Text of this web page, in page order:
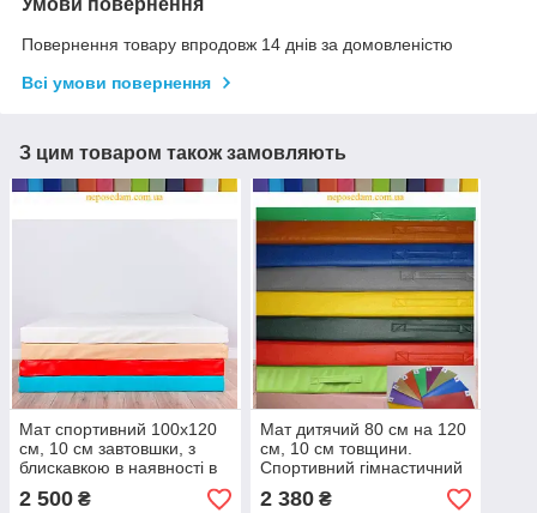
Повернення товару впродовж 14 днів за домовленістю
Всі умови повернення
З цим товаром також замовляють
Мат спортивний 100х120
см, 10 см завтовшки, з
блискавкою в наявності в
магазині. Дитячий мат
2 500 ₴
Мат дитячий 80 см на 120
см, 10 см товщини.
Спортивний гімнастичний
міцний мат
2 380₴